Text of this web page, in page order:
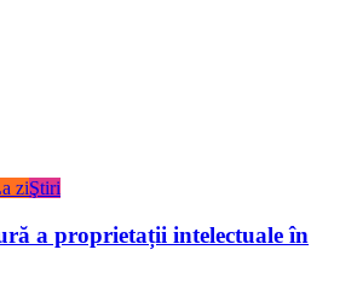
ziŞtiri
a proprietații intelectuale în